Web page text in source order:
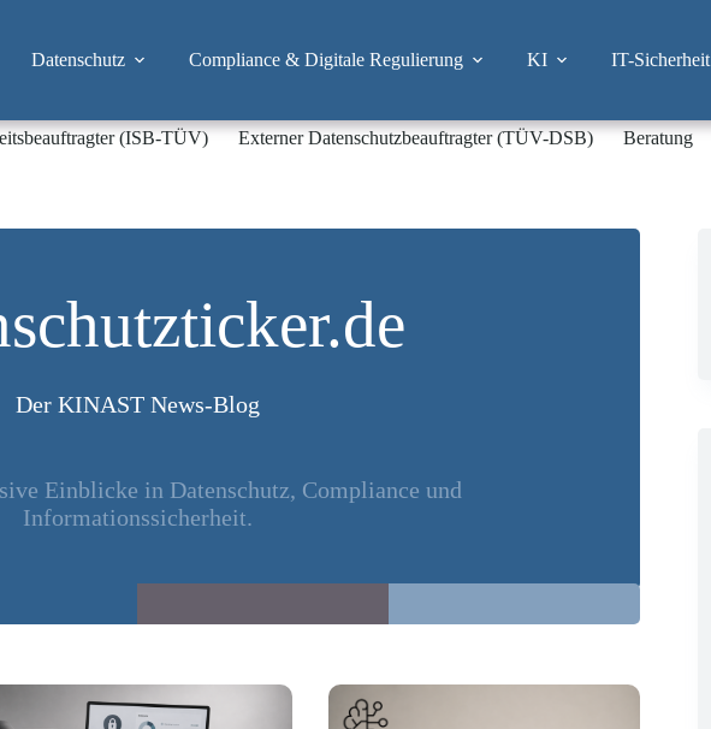
Datenschutz Compliance & Digitale Regulierung KI IT-Sicherheit
(ISB-TÜV) Externer Datenschutzbeauftragter (TÜV-DSB) Beratung
Der KINAST News-Blog
Einblicke in Datenschutz, Compliance und
Informationssicherheit.